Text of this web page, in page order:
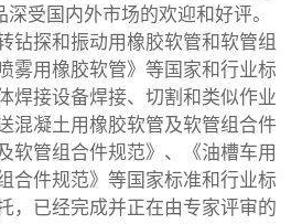
深受国内外市场的欢迎和好评。
钻探和振动用橡胶软管和软管组
雾用橡胶软管》等国家和行业标
焊接设备焊接、切割和类似作业
混凝土用橡胶软管及软管组合件
软管组合件规范》、《油槽车用
合件规范》等国家标准和行业标
，已经完成并正在由专家评审的